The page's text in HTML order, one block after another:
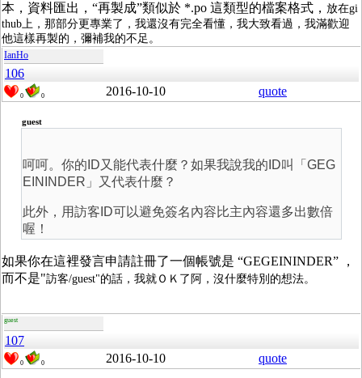
本，資料匯出，“再製成”類似於 *.po 這類型的檔案格式， 放在gi
thub上，那部分更專業了，我還沒有完全看懂，我大致看過，我滿歡迎
他這樣再製的，彌補我的不足。
IanHo
106
0 0 2016-10-10 quote
guest
呵呵。你的ID又能代表什麼？如果我說我的ID叫「GEG
EININDER」又代表什麼？
此外，用訪客ID可以避免簽名內容比主內容還多出數倍
喔！
如果你在這裡發言申請註冊了一個帳號是 “GEGEININDER” ，
而不是"訪客/guest"的話， 我就ＯＫ了阿，沒什麼特別的想法。
guest
107
0 0 2016-10-10 quote